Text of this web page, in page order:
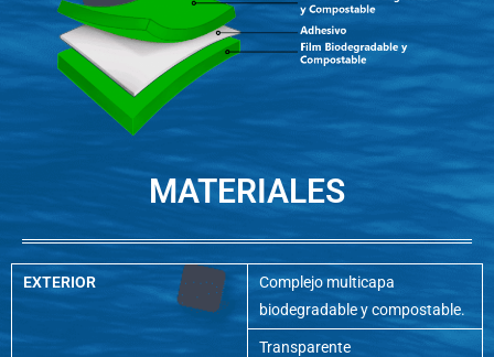
MATERIALES
EXTERIOR
Complejo multicapa
biodegradable y compostable.
Transparente